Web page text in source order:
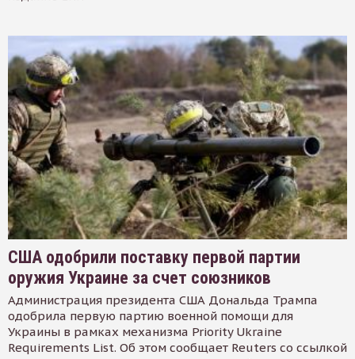
США одобрили поставку первой партии
оружия Украине за счет союзников
Администрация президента США Дональда Трампа
одобрила первую партию военной помощи для
Украины в рамках механизма Priority Ukraine
Requirements List. Об этом сообщает Reuters со ссылкой